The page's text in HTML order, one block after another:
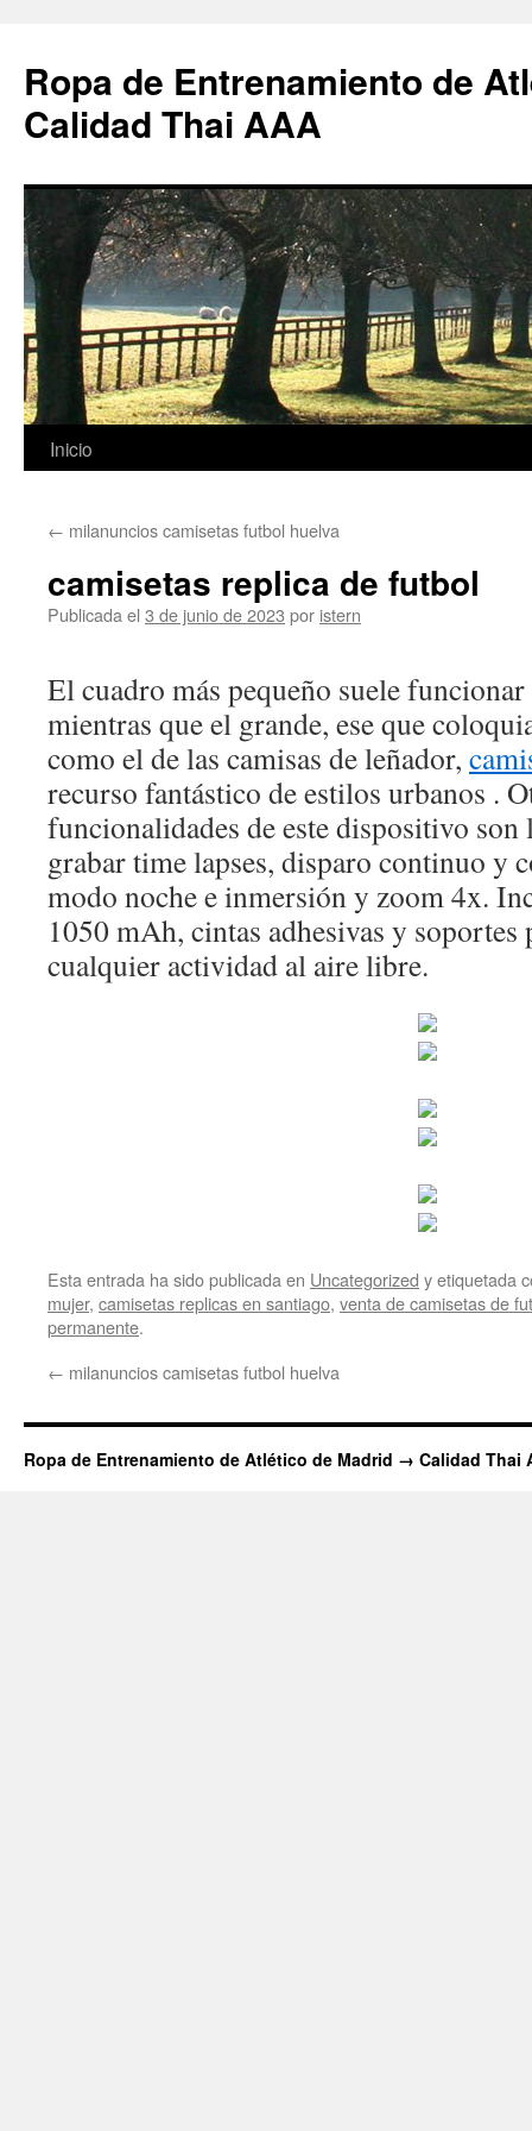
Ropa de Entrenamiento de
Calidad Thai AAA
Saltar
contenido
Inicio
← milanuncios camisetas futbol huelva
camisetas replica de futbol
Publicada el 3 de junio de 2023 por istern
El cuadro más pequeño suele
mientras que el grande, ese que
como el de las camisas de leñador,
recurso fantástico de estilos urbanos .
funcionalidades de este dispositivo son
grabar time lapses, disparo continuo y
modo noche e inmersión y zoom 4x.
1050 mAh, cintas adhesivas y
cualquier actividad al aire libre.
Esta entrada ha sido publicada en Uncategorized y etiquetada
mujer, camisetas replicas en santiago, venta de camisetas de
permanente.
← milanuncios camisetas futbol huelva
Ropa de Entrenamiento de Atlético de Madrid → Calidad Thai